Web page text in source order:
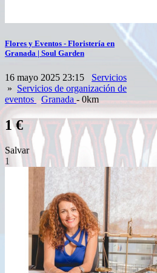
Flores y Eventos - Floristería en
Granada | Soul Garden
16 mayo 2025 23:15
Servicios
» Servicios de organización de
eventos Granada- 0km
1 €
Salvar
1